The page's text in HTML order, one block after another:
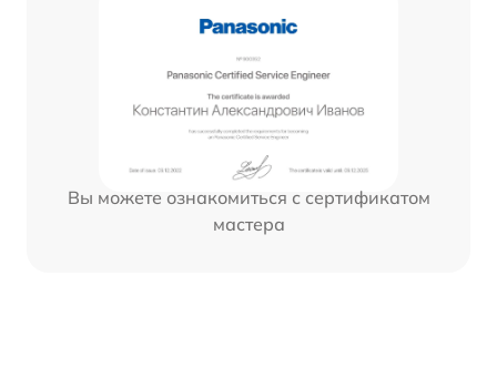
Вы можете ознакомиться с сертификатом
мастера